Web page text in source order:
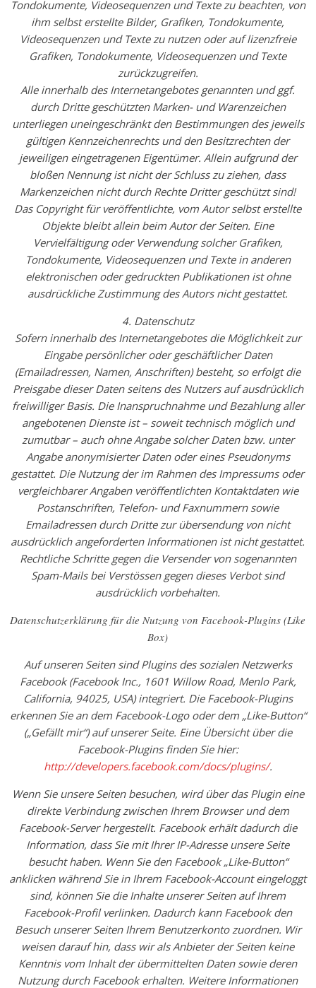
Tondokumente, Videosequenzen und Texte zu beachten, von
ihm selbst erstellte Bilder, Grafiken, Tondokumente,
Videosequenzen und Texte zu nutzen oder auf lizenzfreie
Grafiken, Tondokumente, Videosequenzen und Texte
zurückzugreifen.
Alle innerhalb des Internetangebotes genannten und ggf.
durch Dritte geschützten Marken- und Warenzeichen
unterliegen uneingeschränkt den Bestimmungen des jeweils
gültigen Kennzeichenrechts und den Besitzrechten der
jeweiligen eingetragenen Eigentümer. Allein aufgrund der
bloßen Nennung ist nicht der Schluss zu ziehen, dass
Markenzeichen nicht durch Rechte Dritter geschützt sind!
Das Copyright für veröffentlichte, vom Autor selbst erstellte
Objekte bleibt allein beim Autor der Seiten. Eine
Vervielfältigung oder Verwendung solcher Grafiken,
Tondokumente, Videosequenzen und Texte in anderen
elektronischen oder gedruckten Publikationen ist ohne
ausdrückliche Zustimmung des Autors nicht gestattet.
4. Datenschutz
Sofern innerhalb des Internetangebotes die Möglichkeit zur
Eingabe persönlicher oder geschäftlicher Daten
(Emailadressen, Namen, Anschriften) besteht, so erfolgt die
Preisgabe dieser Daten seitens des Nutzers auf ausdrücklich
freiwilliger Basis. Die Inanspruchnahme und Bezahlung aller
angebotenen Dienste ist – soweit technisch möglich und
zumutbar – auch ohne Angabe solcher Daten bzw. unter
Angabe anonymisierter Daten oder eines Pseudonyms
gestattet. Die Nutzung der im Rahmen des Impressums oder
vergleichbarer Angaben veröffentlichten Kontaktdaten wie
Postanschriften, Telefon- und Faxnummern sowie
Emailadressen durch Dritte zur übersendung von nicht
ausdrücklich angeforderten Informationen ist nicht gestattet.
Rechtliche Schritte gegen die Versender von sogenannten
Spam-Mails bei Verstössen gegen dieses Verbot sind
ausdrücklich vorbehalten.
Datenschutzerklärung für die Nutzung von Facebook-Plugins (Like
Box)
Auf unseren Seiten sind Plugins des sozialen Netzwerks
Facebook (Facebook Inc., 1601 Willow Road, Menlo Park,
California, 94025, USA) integriert. Die Facebook-Plugins
erkennen Sie an dem Facebook-Logo oder dem „Like-Button“
(„Gefällt mir“) auf unserer Seite. Eine Übersicht über die
Facebook-Plugins finden Sie hier:
http://developers.facebook.com/docs/plugins/.
Wenn Sie unsere Seiten besuchen, wird über das Plugin eine
direkte Verbindung zwischen Ihrem Browser und dem
Facebook-Server hergestellt. Facebook erhält dadurch die
Information, dass Sie mit Ihrer IP-Adresse unsere Seite
besucht haben. Wenn Sie den Facebook „Like-Button“
anklicken während Sie in Ihrem Facebook-Account eingeloggt
sind, können Sie die Inhalte unserer Seiten auf Ihrem
Facebook-Profil verlinken. Dadurch kann Facebook den
Besuch unserer Seiten Ihrem Benutzerkonto zuordnen. Wir
weisen darauf hin, dass wir als Anbieter der Seiten keine
Kenntnis vom Inhalt der übermittelten Daten sowie deren
Nutzung durch Facebook erhalten. Weitere Informationen